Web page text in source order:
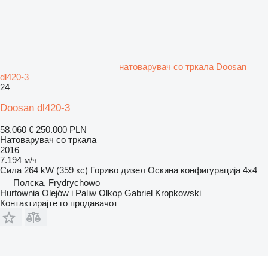
натоварувач со тркала Doosan
dl420-3
24
Doosan dl420-3
58.060 € 250.000 PLN
Натоварувач со тркала
2016
7.194 м/ч
Сила 264 kW (359 кс) Гориво дизел Оскина конфигурација 4x4
Полска, Frydrychowo
Hurtownia Olejów i Paliw Olkop Gabriel Kropkowski
Контактирајте го продавачот